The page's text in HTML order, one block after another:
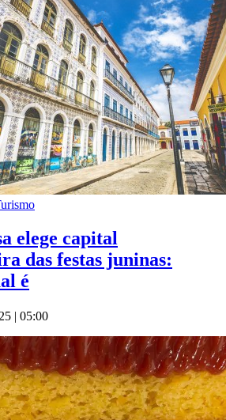
elege capital
das festas juninas:
é
| 05:00